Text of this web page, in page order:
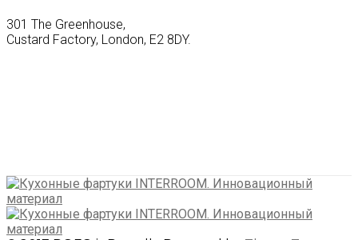
301 The Greenhouse,
Custard Factory, London, E2 8DY.